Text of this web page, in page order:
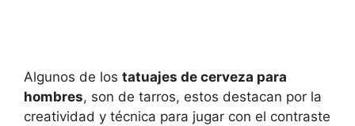
Algunos de los tatuajes de cerveza para
hombres, son de tarros, estos destacan por la
creatividad y técnica para jugar con el contraste